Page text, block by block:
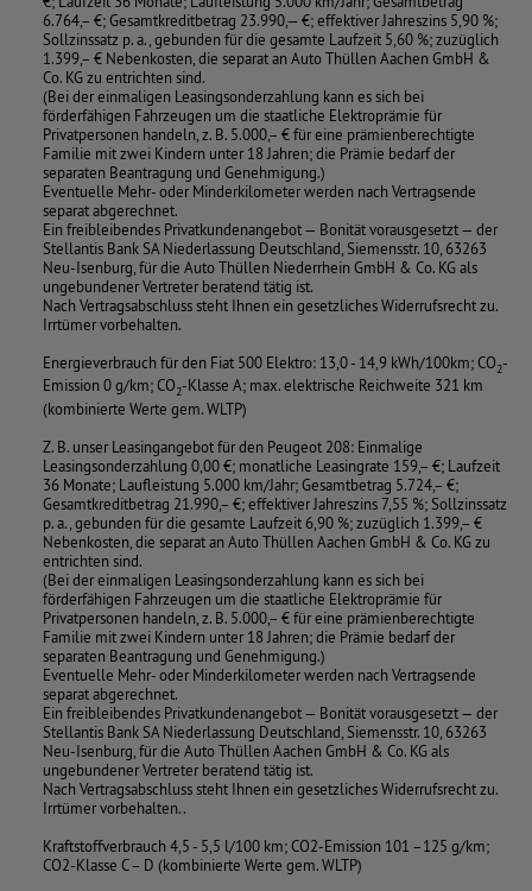
6.764,– €; Gesamtkreditbetrag 23.990,— €; effektiver Jahreszins 5,90 %;
Sollzinssatz p. a., gebunden für die gesamte Laufzeit 5,60 %; zuzüglich
1.399,– € Nebenkosten, die separat an Auto Thüllen Aachen GmbH &
Co. KG zu entrichten sind.
(Bei der einmaligen Leasingsonderzahlung kann es sich bei
förderfähigen Fahrzeugen um die staatliche Elektroprämie für
Privatpersonen handeln, z. B. 5.000,– € für eine prämienberechtigte
Familie mit zwei Kindern unter 18 Jahren; die Prämie bedarf der
separaten Beantragung und Genehmigung.)
Eventuelle Mehr- oder Minderkilometer werden nach Vertragsende
separat abgerechnet.
Ein freibleibendes Privatkundenangebot — Bonität vorausgesetzt — der
Stellantis Bank SA Niederlassung Deutschland, Siemensstr. 10, 63263
Neu-Isenburg, für die Auto Thüllen Niederrhein GmbH & Co. KG als
ungebundener Vertreter beratend tätig ist.
Nach Vertragsabschluss steht Ihnen ein gesetzliches Widerrufsrecht zu.
Irrtümer vorbehalten.
Energieverbrauch für den Fiat 500 Elektro: 13,0 - 14,9 kWh/100km; CO2-
Emission 0 g/km; CO2-Klasse A; max. elektrische Reichweite 321 km
(kombinierte Werte gem. WLTP)
Z. B. unser Leasingangebot für den Peugeot 208: Einmalige
Leasingsonderzahlung 0,00 €; monatliche Leasingrate 159,– €; Laufzeit
36 Monate; Laufleistung 5.000 km/Jahr; Gesamtbetrag 5.724,– €;
Gesamtkreditbetrag 21.990,– €; effektiver Jahreszins 7,55 %; Sollzinssatz
p. a., gebunden für die gesamte Laufzeit 6,90 %; zuzüglich 1.399,– €
Nebenkosten, die separat an Auto Thüllen Aachen GmbH & Co. KG zu
entrichten sind.
(Bei der einmaligen Leasingsonderzahlung kann es sich bei
förderfähigen Fahrzeugen um die staatliche Elektroprämie für
Privatpersonen handeln, z. B. 5.000,– € für eine prämienberechtigte
Familie mit zwei Kindern unter 18 Jahren; die Prämie bedarf der
separaten Beantragung und Genehmigung.)
Eventuelle Mehr- oder Minderkilometer werden nach Vertragsende
separat abgerechnet.
Ein freibleibendes Privatkundenangebot — Bonität vorausgesetzt — der
Stellantis Bank SA Niederlassung Deutschland, Siemensstr. 10, 63263
Neu-Isenburg, für die Auto Thüllen Aachen GmbH & Co. KG als
ungebundener Vertreter beratend tätig ist.
Nach Vertragsabschluss steht Ihnen ein gesetzliches Widerrufsrecht zu.
Irrtümer vorbehalten..
Kraftstoffverbrauch 4,5 - 5,5 l/100 km; CO2-Emission 101 –125 g/km;
CO2-Klasse C – D (kombinierte Werte gem. WLTP)